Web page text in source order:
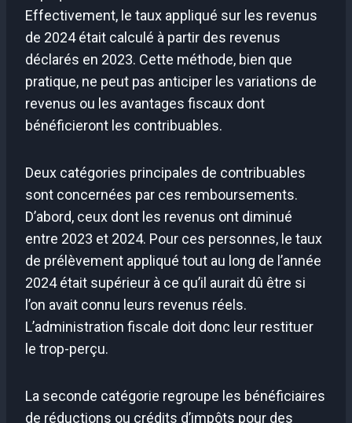
Effectivement, le taux appliqué sur les revenus
de 2024 était calculé à partir des revenus
déclarés en 2023. Cette méthode, bien que
pratique, ne peut pas anticiper les variations de
revenus ou les avantages fiscaux dont
bénéficieront les contribuables.
Deux catégories principales de contribuables
sont concernées par ces remboursements.
D’abord, ceux dont les revenus ont diminué
entre 2023 et 2024. Pour ces personnes, le taux
de prélèvement appliqué tout au long de l’année
2024 était supérieur à ce qu’il aurait dû être si
l’on avait connu leurs revenus réels.
L’administration fiscale doit donc leur restituer
le trop-perçu.
La seconde catégorie regroupe les bénéficiaires
de réductions ou crédits d’impôts pour des